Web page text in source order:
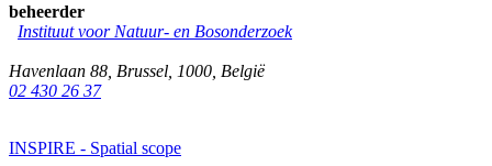
beheerder
Instituut voor Natuur- en Bosonderzoek
Havenlaan 88 Brussel 1000 België
02 430 26 37
INSPIRE - Spatial scope